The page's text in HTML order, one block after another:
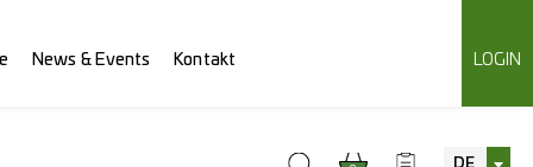
News & Events Kontakt LOGIN